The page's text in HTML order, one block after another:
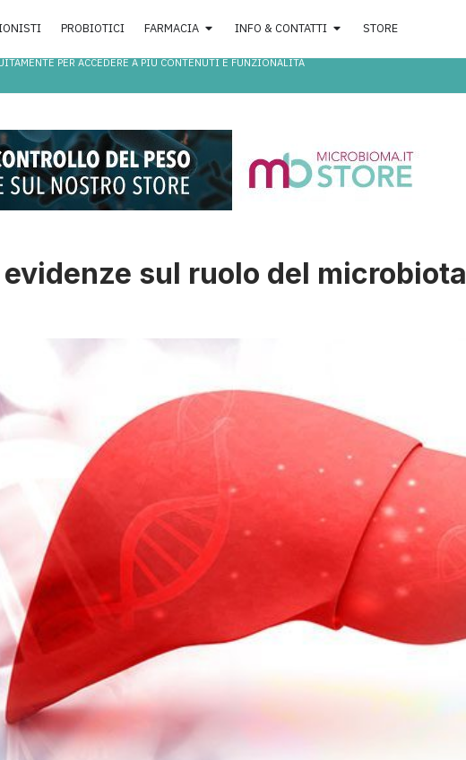
PROBIOTICI FARMACIA INFO & CONTATTI STORE
PER ACCEDERE A PIÙ CONTENUTI E FUNZIONALITÀ
sul ruolo del microbiota